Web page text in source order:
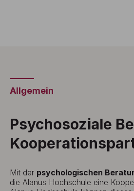
Allgemein
Psychosoziale
Mit der psychologischen
die Alanus Hochschule eine